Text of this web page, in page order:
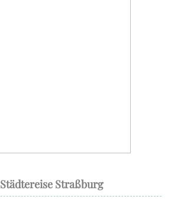
Städtereise Straßburg